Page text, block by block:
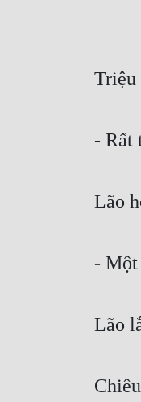
Triệu
- Rất
Lão
- Một
Lão